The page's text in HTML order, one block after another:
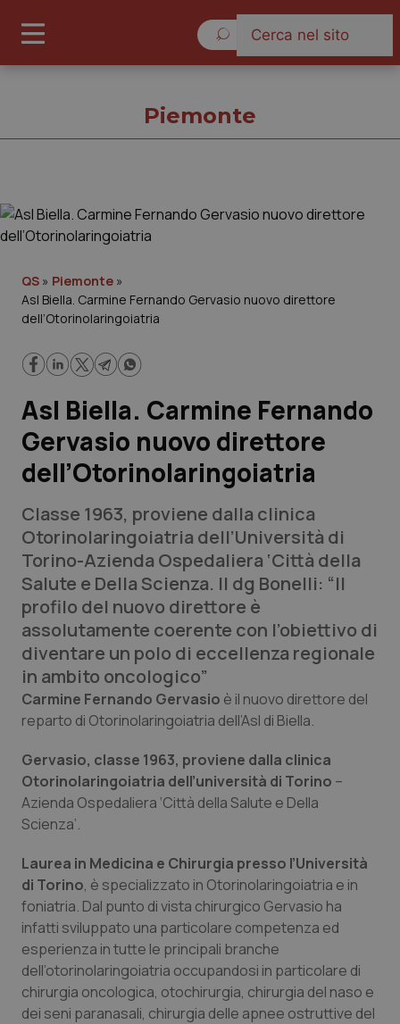
Governo e Parlamento
Regioni e Asl
Lavoro e Professioni
Scienza e Farmaci
Studi e Analisi
Lettere al direttore
Edizioni Regionali
QS Pro
Professionisti Sanitari.AI
Abruzzo
Basilicata
Calabria
Campania
Emilia-Romagna
Friuli Venezia Giulia
Lazio
QS Pro Gold
Artrite & artrosi
Asma & BPCO
Car-T
Colesterolo & coronaropatie
Dermatite Atopica
Diabete & glucometri
QS Club Newsletter
Piemonte
QS » Piemonte »
Asl Biella. Carmine Fernando Gervasio nuovo direttore
dell’Otorinolaringoiatria
Asl Biella. Carmine Fernando
Gervasio nuovo direttore
dell’Otorinolaringoiatria
Classe 1963, proviene dalla clinica
Otorinolaringoiatria dell’Università di
Torino-Azienda Ospedaliera ‘Città della
Salute e Della Scienza. Il dg Bonelli: “Il
profilo del nuovo direttore è
assolutamente coerente con l’obiettivo di
diventare un polo di eccellenza regionale
in ambito oncologico”
Carmine Fernando Gervasio è il nuovo direttore del
reparto di Otorinolaringoiatria dell’Asl di Biella.
Gervasio, classe 1963, proviene dalla clinica
Otorinolaringoiatria dell’università di Torino –
Azienda Ospedaliera ‘Città della Salute e Della
Scienza’.
Laurea in Medicina e Chirurgia presso l’Università
di Torino, è specializzato in Otorinolaringoiatria e in
foniatria. Dal punto di vista chirurgico Gervasio ha
infatti sviluppato una particolare competenza ed
esperienza in tutte le principali branche
dell’otorinolaringoiatria occupandosi in particolare di
chirurgia oncologica, otochirurgia, chirurgia del naso e
dei seni paranasali, chirurgia delle apnee ostruttive del